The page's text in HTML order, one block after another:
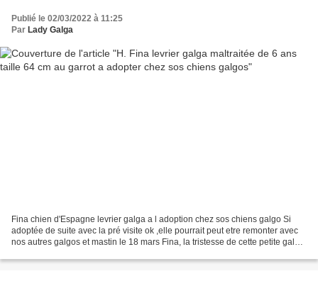
Publié le 02/03/2022 à 11:25
Par Lady Galga
Fina chien d'Espagne levrier galga a l adoption chez sos chiens galgo Si
adoptée de suite avec la pré visite ok ,elle pourrait peut etre remonter avec
nos autres galgos et mastin le 18 mars Fina, la tristesse de cette petite galga